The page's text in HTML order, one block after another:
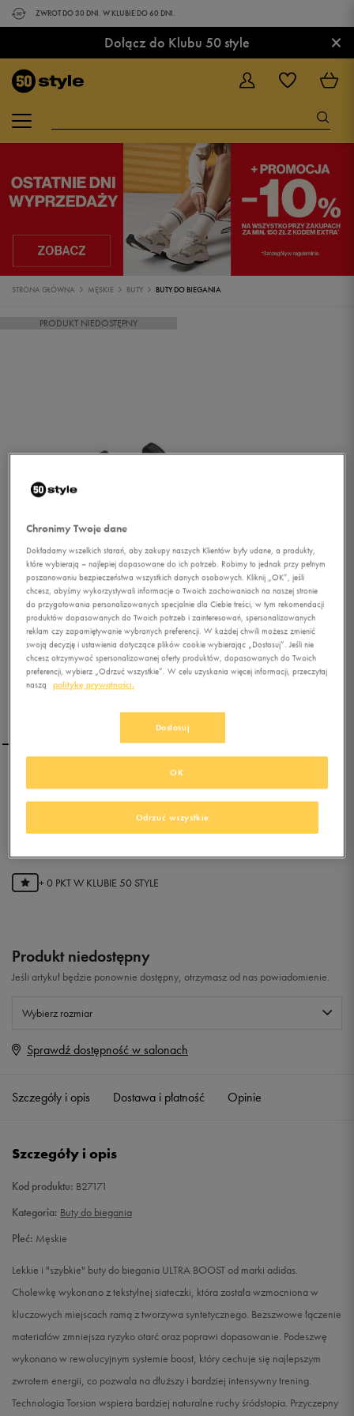
ZWROT DO 30 DNI. W KLUBIE DO 60 DNI.
Dołącz do Klubu 50 style ×
STRONA GŁÓWNA MĘSKIE BUTY BUTY DO BIEGANIA
PRODUKT NIEDOSTĘPNY
0.0(0)
0złz Vat
+ 0 PKT W KLUBIE 50 STYLE
Produkt niedostępny
Jeśli artykuł będzie ponownie dostępny, otrzymasz od nas powiadomienie.
Wybierz rozmiar
Rozmiary EU
41 1/3
44 28 cm
45 1/3 29 cm Powiadom o dostępności
Sprawdź dostępność w salonach
Szczegóły i opis Dostawa i płatność Opinie
Szczegóły i opis
Kod produktu: B27171
Kategoria: Buty do biegania
Płeć: Męskie
Lekkie i "szybkie" buty do biegania ULTRA BOOST od marki adidas.
Cholewkę wykonano z tekstylnej siateczki, która została wzmocniona w
kluczowych miejscach ramą z tworzywa syntetycznego. Bezszwowe łączenie
materiałów zmniejsza ryzyko otarć oraz poprawi dopasowanie. Podeszwę
wykonano w rewolucyjnym systemie boost, który cechuje się najlepszym
zwrotem energii, co pozwala na dłuższy i bardziej intensywny trening.
Technologia Torsion wspiera bardziej naturalne ruchy śródstopia. Przyczepny
Chronimy Twoje dane
Dokładamy wszelkich starań, aby zakupy naszych Klientów były udane, a produkty,
które wybierają – najlepiej dopasowane do ich potrzeb. Robimy to jednak przy pełnym
poszanowaniu bezpieczeństwa wszystkich danych osobowych. Kliknij „OK”, jeśli
chcesz, abyśmy wykorzystywali informacje o Twoich zachowaniach na naszej stronie
do przygotowania personalizowanych specjalnie dla Ciebie treści, w tym rekomendacji
produktów dopasowanych do Twoich potrzeb i zainteresowań, spersonalizowanych
reklam czy zapamiętywanie wybranych preferencji. W każdej chwili możesz zmienić
swoją decyzję i ustawienia dotyczące plików cookie wybierając „Dostosuj”. Jeśli nie
chcesz otrzymywać spersonalizowanej oferty produktów, dopasowanych do Twoich
preferencji, wybierz „Odrzuć wszystkie”. W celu uzyskania więcej informacji, przeczytaj
naszą
politykę prywatności.
Dostosuj
Odrzuć wszystkie
OK